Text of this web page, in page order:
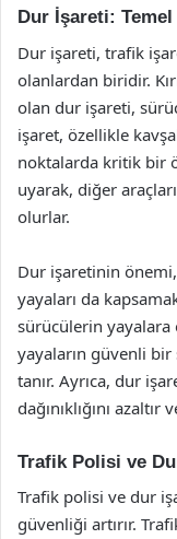
Dur İşareti:
Dur işareti, trafik
olanlardan biridir.
olan dur işareti,
işaret, özellikle
noktalarda kritik bir
uyarak, diğer
olurlar.
Dur işaretinin
yayaları da
sürücülerin yayalara
yayaların güvenli
tanır. Ayrıca, dur
dağınıklığını
Trafik Polisi ve
Trafik polisi ve dur
güvenliği artırır.